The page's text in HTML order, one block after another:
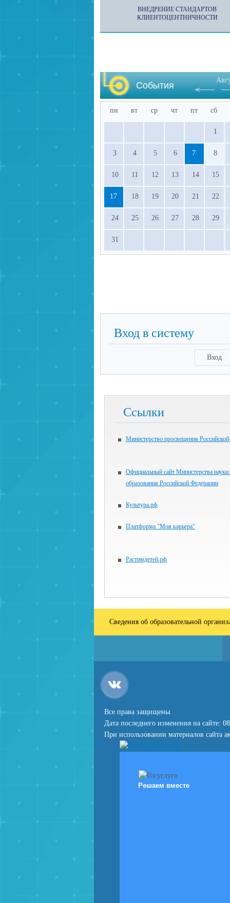
ВНЕДРЕНИЕ СТАНДАРТОВ
КЛИЕНТОЦЕНТНИЧНОСТИ
События
пн вт ср чт пт сб
1
3 4 5 6 7 8
10 11 12 13 14 15
17 18 19 20 21 22
24 25 26 27 28 29
31
Вход в систему
Вход
Ссылки
Министерство просвещения
Официальный сайт Министерства
образования Российской Федерации
Культура.рф
Платформа "Моя карьера"
Растимдетей.рф
Сведения об образовательной
Все права защищены.
Дата последнего изменения на сайте:
При использовании материалов сайта
Решаем вместе